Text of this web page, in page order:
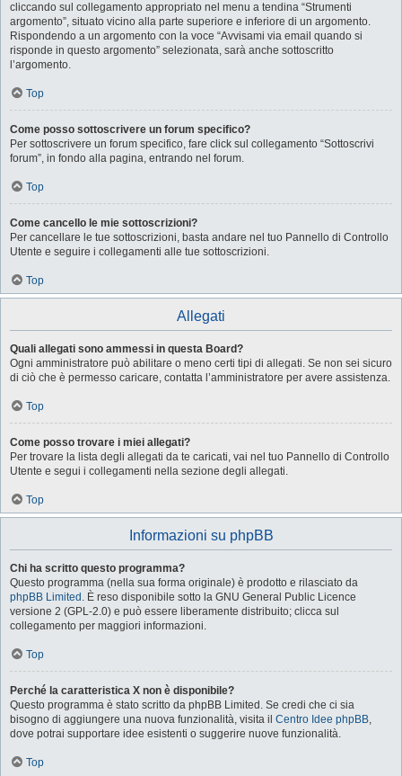
cliccando sul collegamento appropriato nel menu a tendina “Strumenti
argomento”, situato vicino alla parte superiore e inferiore di un argomento.
Rispondendo a un argomento con la voce “Avvisami via email quando si
risponde in questo argomento” selezionata, sarà anche sottoscritto
l’argomento.
Top
Come posso sottoscrivere un forum specifico?
Per sottoscrivere un forum specifico, fare click sul collegamento “Sottoscrivi
forum”, in fondo alla pagina, entrando nel forum.
Top
Come cancello le mie sottoscrizioni?
Per cancellare le tue sottoscrizioni, basta andare nel tuo Pannello di Controllo
Utente e seguire i collegamenti alle tue sottoscrizioni.
Top
Allegati
Quali allegati sono ammessi in questa Board?
Ogni amministratore può abilitare o meno certi tipi di allegati. Se non sei sicuro
di ciò che è permesso caricare, contatta l’amministratore per avere assistenza.
Top
Come posso trovare i miei allegati?
Per trovare la lista degli allegati da te caricati, vai nel tuo Pannello di Controllo
Utente e segui i collegamenti nella sezione degli allegati.
Top
Informazioni su phpBB
Chi ha scritto questo programma?
Questo programma (nella sua forma originale) è prodotto e rilasciato da
phpBB Limited . È reso disponibile sotto la GNU General Public Licence
versione 2 (GPL-2.0) e può essere liberamente distribuito; clicca sul
collegamento per maggiori informazioni.
Top
Perché la caratteristica X non è disponibile?
Questo programma è stato scritto da phpBB Limited. Se credi che ci sia
bisogno di aggiungere una nuova funzionalità, visita il Centro Idee phpBB,
dove potrai supportare idee esistenti o suggerire nuove funzionalità.
Top